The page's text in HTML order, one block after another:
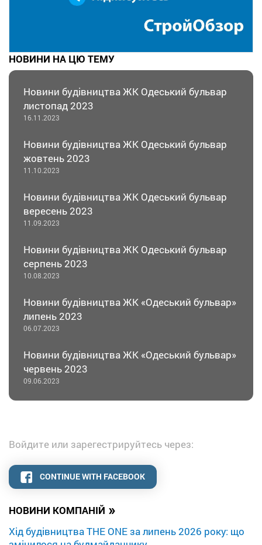
НОВИНИ КОМПАНІЙ »
Хід будівництва THE ONE за липень 2026 року: що
НОВИНИ НА ЦЮ ТЕМУ
Новини будівництва ЖК Одеський бульвар
листопад 2023
16.11.2023
Новини будівництва ЖК Одеський бульвар
жовтень 2023
11.10.2023
Новини будівництва ЖК Одеський бульвар
вересень 2023
11.09.2023
Новини будівництва ЖК Одеський бульвар
серпень 2023
10.08.2023
Новини будівництва ЖК «Одеський бульвар»
липень 2023
06.07.2023
Новини будівництва ЖК «Одеський бульвар»
червень 2023
09.06.2023
Войдите или зарегестрируйтесь через:
CONTINUE WITH FACEBOOK